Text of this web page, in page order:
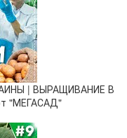
| ВЫРАЩИВАНИЕ В
"МЕГАСАД"